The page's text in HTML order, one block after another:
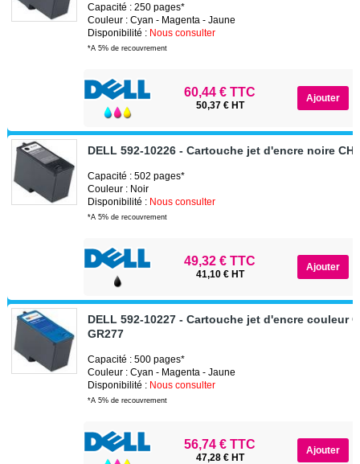
Capacité : 250 pages*
Couleur : Cyan - Magenta - Jaune
Disponibilité : Nous consulter
*A 5% de recouvrement
60,44 € TTC
50,37 € HT
DELL 592-10226 - Cartouche jet d'encre noire
Capacité : 502 pages*
Couleur : Noir
Disponibilité : Nous consulter
*A 5% de recouvrement
49,32 € TTC
41,10 € HT
DELL 592-10227 - Cartouche jet d'encre couleur
GR277
Capacité : 500 pages*
Couleur : Cyan - Magenta - Jaune
Disponibilité : Nous consulter
*A 5% de recouvrement
56,74 € TTC
47,28 € HT